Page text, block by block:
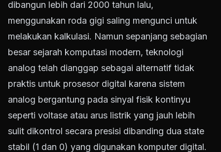
dibangun lebih dari 2000 tahun lalu,
menggunakan roda gigi saling mengunci untuk
melakukan kalkulasi. Namun sepanjang sebagian
besar sejarah komputasi modern, teknologi
analog telah dianggap sebagai alternatif tidak
praktis untuk prosesor digital karena sistem
analog bergantung pada sinyal fisik kontinyu
seperti voltase atau arus listrik yang jauh lebih
sulit dikontrol secara presisi dibanding dua state
stabil (1 dan 0) yang digunakan komputer digital.